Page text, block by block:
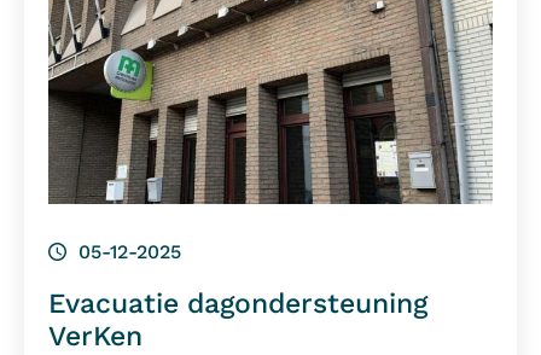
05-12-2025
Evacuatie dagondersteuning
VerKen